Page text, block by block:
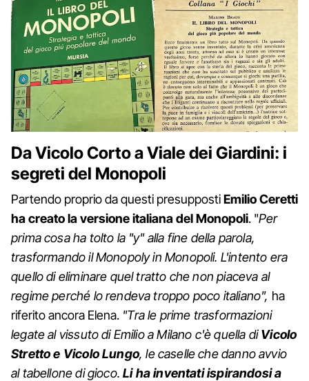
Da Vicolo Corto a Viale dei Giardini: i
segreti del Monopoli
Partendo proprio da questi presuppostiEmilio Ceretti
ha creato la versione italiana del Monopoli. "Per
prima cosa ha tolto la "y" alla fine della parola,
trasformando il Monopoly in Monopoli. L'intento era
quello di eliminare quel tratto che non piaceva al
regime perché lo rendeva troppo poco italiano", ha
riferito ancora Elena. "Tra le prime trasformazioni
legate al vissuto di Emilio a Milano c'è quella diVicolo
Stretto e Vicolo Lungo, le caselle che danno avvio
al tabellone di gioco.Li ha inventati ispirandosi a